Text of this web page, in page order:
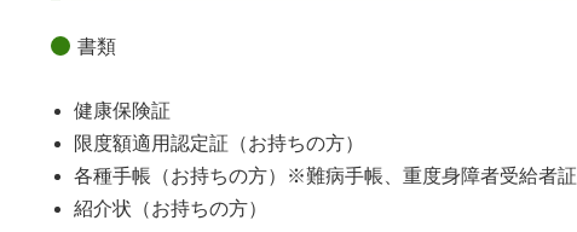
書類
健康保険証
限度額適用認定証（お持ちの方）
各種手帳（お持ちの方）※難病手帳、重度身障者受給者証
紹介状（お持ちの方）